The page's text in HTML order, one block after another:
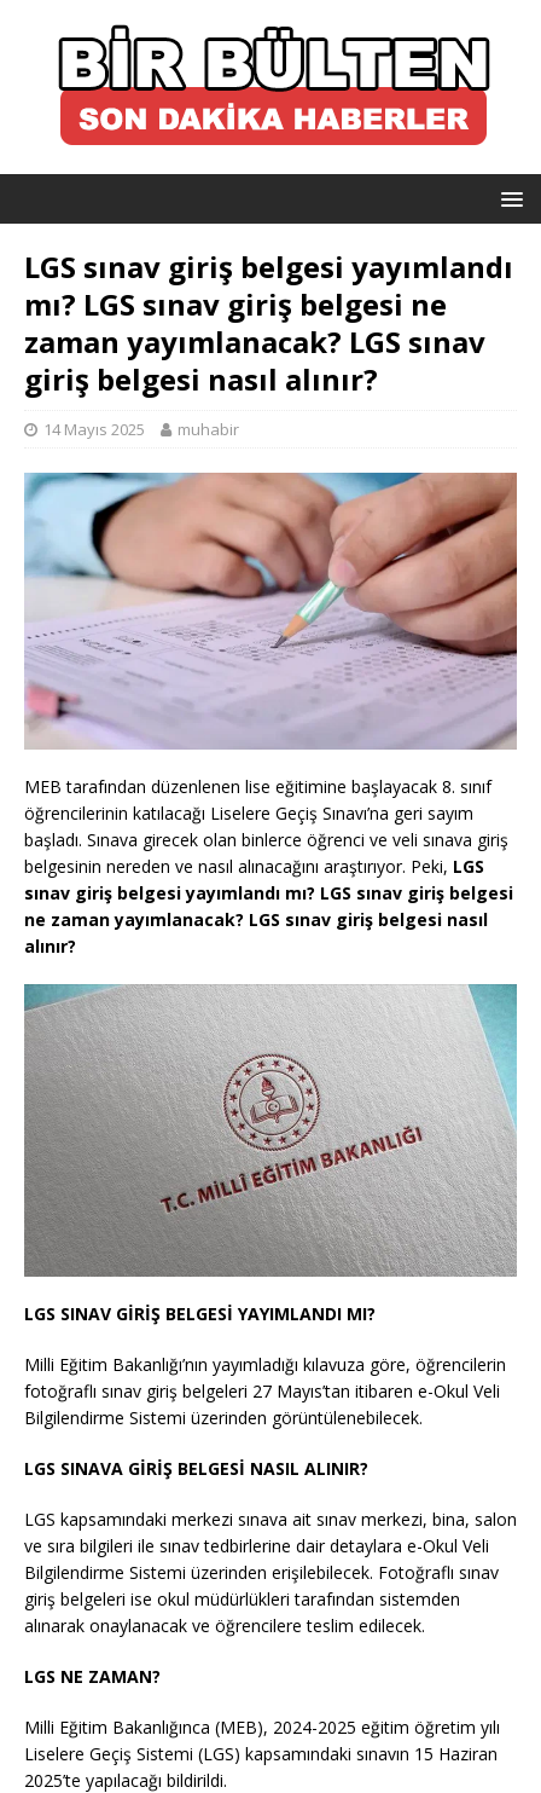
LGS sınav giriş belgesi yayımlandı
mı? LGS sınav giriş belgesi ne
zaman yayımlanacak? LGS sınav
giriş belgesi nasıl alınır?
14 Mayıs 2025 muhabir
MEB tarafından düzenlenen lise eğitimine başlayacak 8. sınıf
öğrencilerinin katılacağı Liselere Geçiş Sınavı’na geri sayım
başladı. Sınava girecek olan binlerce öğrenci ve veli sınava giriş
belgesinin nereden ve nasıl alınacağını araştırıyor. Peki, LGS
sınav giriş belgesi yayımlandı mı? LGS sınav giriş belgesi
ne zaman yayımlanacak? LGS sınav giriş belgesi nasıl
alınır?
LGS SINAV GİRİŞ BELGESİ YAYIMLANDI MI?
Milli Eğitim Bakanlığı’nın yayımladığı kılavuza göre, öğrencilerin
fotoğraflı sınav giriş belgeleri 27 Mayıs’tan itibaren e-Okul Veli
Bilgilendirme Sistemi üzerinden görüntülenebilecek.
LGS SINAVA GİRİŞ BELGESİ NASIL ALINIR?
LGS kapsamındaki merkezi sınava ait sınav merkezi, bina, salon
ve sıra bilgileri ile sınav tedbirlerine dair detaylara e-Okul Veli
Bilgilendirme Sistemi üzerinden erişilebilecek. Fotoğraflı sınav
giriş belgeleri ise okul müdürlükleri tarafından sistemden
alınarak onaylanacak ve öğrencilere teslim edilecek.
LGS NE ZAMAN?
Milli Eğitim Bakanlığınca (MEB), 2024-2025 eğitim öğretim yılı
Liselere Geçiş Sistemi (LGS) kapsamındaki sınavın 15 Haziran
2025’te yapılacağı bildirildi.